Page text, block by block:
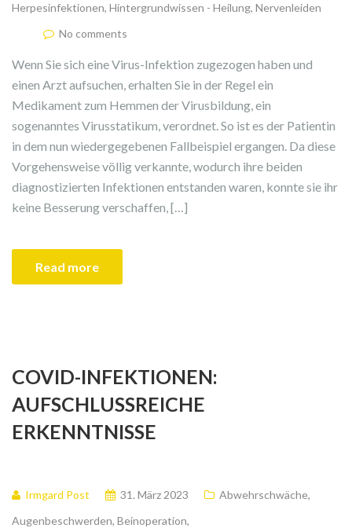
Herpesinfektionen, Hintergrundwissen - Heilung, Nervenleiden
No comments
Wenn Sie sich eine Virus-Infektion zugezogen haben und
einen Arzt aufsuchen, erhalten Sie in der Regel ein
Medikament zum Hemmen der Virusbildung, ein
sogenanntes Virusstatikum, verordnet. So ist es der Patientin
in dem nun wiedergegebenen Fallbeispiel ergangen. Da diese
Vorgehensweise völlig verkannte, wodurch ihre beiden
diagnostizierten Infektionen entstanden waren, konnte sie ihr
keine Besserung verschaffen, […]
Read more
COVID-INFEKTIONEN:
AUFSCHLUSSREICHE
ERKENNTNISSE
Irmgard Post 31. März 2023 Abwehrschwäche,
Augenbeschwerden, Beinoperation,